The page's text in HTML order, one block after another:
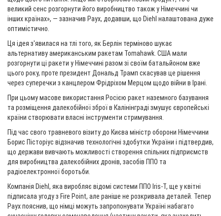
великий сенс розгорнути його виробництво також у Німеччині чи
інших країнах», — зазначив Раух, додавши, що Diehl налаштована дуже
оптимістично.
Ця ідея з'явилася на тлі того, як Берлін терміново шукає
альтернативу американським ракетам Tomahawk. США мали
розгорнути ці ракети у Німеччині разом зі своїм батальйоном вже
цього року, проте президент Дональд Трамп скасував це рішення
через суперечки з канцлером Фрідріхом Мерцом щодо війни в Ірані.
При цьому масове використання Росією ракет наземного базування
та розміщення далекобійної зброї в Калінінграді змушує європейські
країни створювати власні інструменти стримування.
Під час свого травневого візиту до Києва міністр оборони Німеччини
Борис Пісторіус відзначив технологічні здобутки України і підтвердив,
що держави вивчають можливості створення спільних підприємств
для виробництва далекобійних дронів, засобів ППО та
радіоелектронної боротьби.
Компанія Diehl, яка виробляє відомі системи ППО Iris-T, ще у квітні
підписала угоду з Fire Point, але раніше не розкривала деталей. Тепер
Раух пояснив, що німці можуть запропонувати Україні набагато